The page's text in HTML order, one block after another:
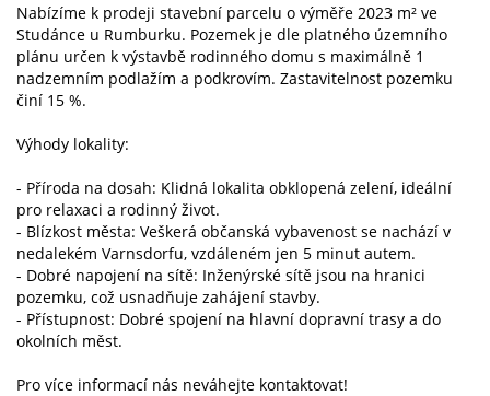
Nabízíme k prodeji stavební parcelu o výměře 2023 m² ve
Studánce u Rumburku. Pozemek je dle platného územního
plánu určen k výstavbě rodinného domu s maximálně 1
nadzemním podlažím a podkrovím. Zastavitelnost pozemku
činí 15 %.
Výhody lokality:
- Příroda na dosah: Klidná lokalita obklopená zelení, ideální
pro relaxaci a rodinný život.
- Blízkost města: Veškerá občanská vybavenost se nachází v
nedalekém Varnsdorfu, vzdáleném jen 5 minut autem.
- Dobré napojení na sítě: Inženýrské sítě jsou na hranici
pozemku, což usnadňuje zahájení stavby.
- Přístupnost: Dobré spojení na hlavní dopravní trasy a do
okolních měst.
Pro více informací nás neváhejte kontaktovat!